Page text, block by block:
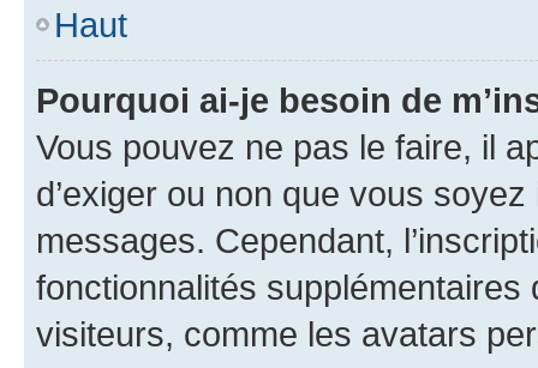
Haut
Pourquoi ai-je besoin de
Vous pouvez ne pas le faire, il
d’exiger ou non que vous
messages. Cependant,
fonctionnalités
visiteurs, comme les avatars